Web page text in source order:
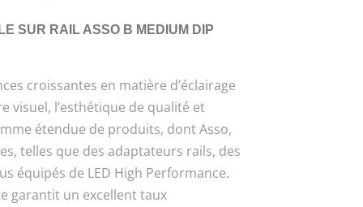
SUR RAIL ASSO B MEDIUM DIP
croissantes en matière d’éclairage
visuel, l’esthétique de qualité et
étendue de produits, dont Asso,
telles que des adaptateurs rails, des
équipés de LED High Performance.
garantit un excellent taux